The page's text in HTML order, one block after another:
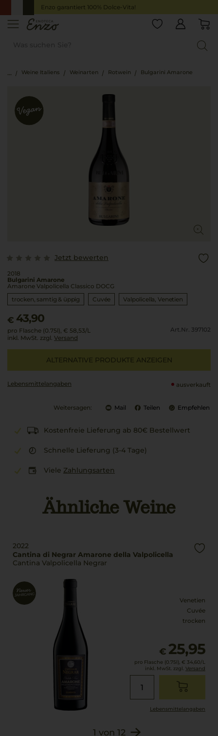
Enzo garantiert 100% Dolce-Vita!
Weine Italiens Weinarten Rotwein Bulgarini Amarone
Jetzt bewerten
2018
Bulgarini Amarone
Amarone Valpolicella Classico DOCG
trocken, samtig & üppig
Cuvée Valpolicella Venetien
€ 43,90
pro Flasche (0.75l), € 58,53/L
inkl. MwSt. zzgl. Versand
Art.Nr. 397102
ALTERNATIVE PRODUKTE ANZEIGEN
Lebensmittel­angaben ausverkauft
Weitersagen: Mail Teilen Empfehlen
Kostenfreie Lieferung ab 80€ Bestellwert
Schnelle Lieferung (3-4 Tage)
Viele Zahlungsarten
Ähnliche Weine
2022
Cantina di Negrar Amarone della Valpolicella
Cantina Valpolicella Negrar
Venetien
Cuvée
trocken
€ 25,95
pro Flasche (0.75l), € 34,60/L
inkl. MwSt. zzgl. Versand
Lebensmittel­angaben
1 von 12